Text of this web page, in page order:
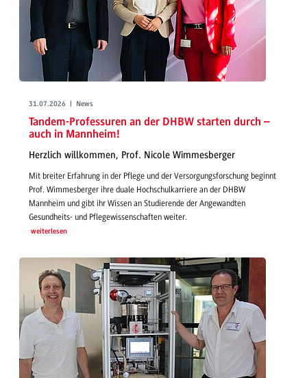
31.07.2026 | News
Tandem-Professuren an der DHBW starten durch –
auch in Mannheim!
Herzlich willkommen, Prof. Nicole Wimmesberger
Mit breiter Erfahrung in der Pflege und der Versorgungsforschung beginnt
Prof. Wimmesberger ihre duale Hochschulkarriere an der DHBW
Mannheim und gibt ihr Wissen an Studierende der Angewandten
Gesundheits- und Pflegewissenschaften weiter.
weiterlesen